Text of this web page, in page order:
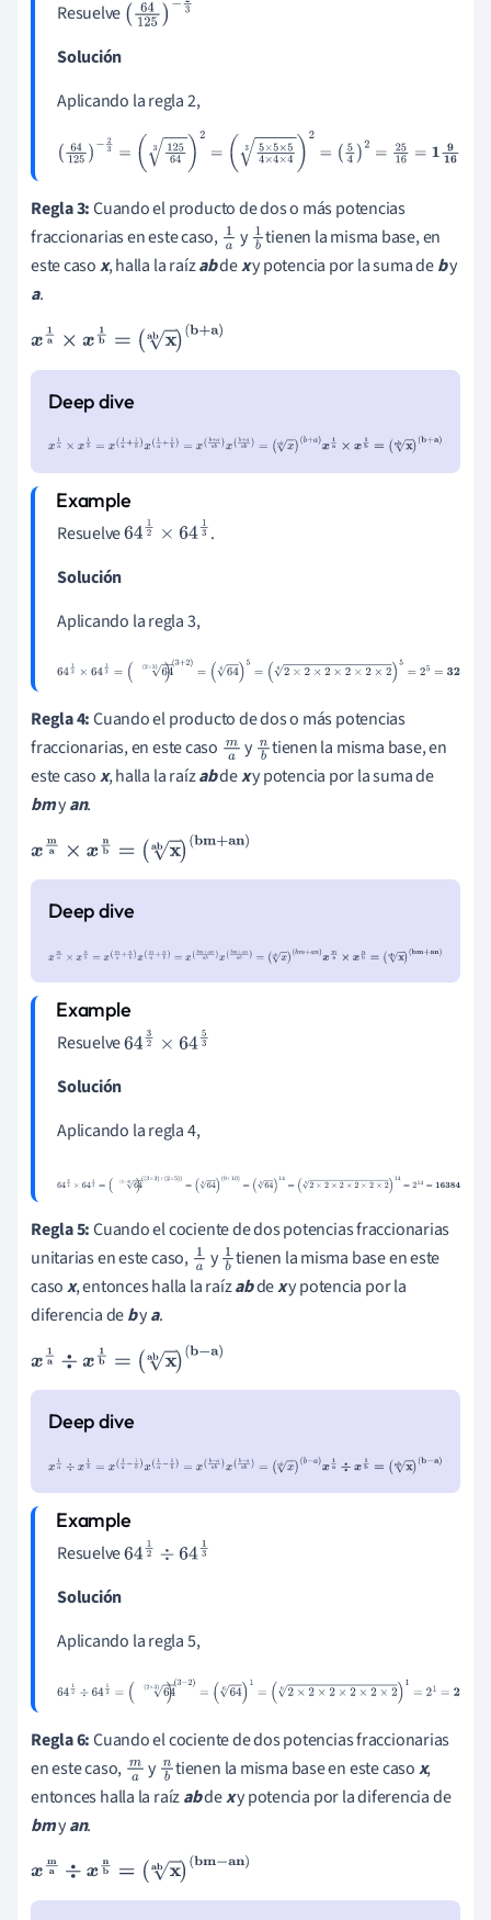
Resuelve (64125
2
Solución
Aplicando la regla 2,
(64125)- 23 =( 12564 3 =( 5×5×54×4×4 )2 =
1
Regla 3:Cuando el producto de dos o más potencias
fraccionarias en este caso, 1
a
y 1
b
tienen la misma base, en
este casox, halla la raízabdexy potencia por la suma deby
a.
x1a ×x1 b=(x ab) b+a)
x1 a×x1b=x(1a+1b)x(1a+1b)=x (b +aab)x(b+ aab) =( xab)
(b+a)x1a×x1b=(xab)(b+a)
Resuelve6412 ×6413 .
Solución
Aplicando la regla 3,
6412×641 3 (64(2×3))( 3+2)=(646)5=
Regla 4:Cuando el producto de dos o más potencias
fraccionarias, en este caso m
a
y n
b
tienen la misma base, en
este casox, halla la raízabdexy potencia por la suma de
bmyan.
xma ×xn b=(x ab (bm+an)
xma×xnb=x(ma+nb)x(ma+nb)=x(bm+anab)x(bm+anab)
=(xab)(bm+an)xma×xnb=(xab)(bm+an)
Resuelve6432 ×6453
Solución
Aplicando la regla 4,
6432×64 53=(64(2×3))((3×3)+(2×5))=(646)(9+10)=(646)14=
Regla 5:Cuando el cociente de dos potencias fraccionarias
unitarias en este caso, 1
a
y1
b
tienen la misma base en este
casox, entonces halla la raízabdexy potencia por la
diferencia debya.
x1a ÷x1 b=(x ab) b-a)
x1a÷x1b=x(1a-1b)x (1a-1b)=x(b- aab)x(b-aab)=( xab)(b-
a)x1a÷x1b=(xab)(b-a)
Resuelve6412 ÷6413
Solución
Aplicando la regla 5,
6412÷641 3= (64(2×3 ))( 3-2)=(64 6)1=
Regla 6:Cuando el cociente de dos potencias fraccionarias
en este caso, m
a
y n
b
tienen la misma base en este casox,
entonces halla la raízabdexy potencia por la diferencia de
bmyan.
xma ÷xn b=(x ab (bm-an)